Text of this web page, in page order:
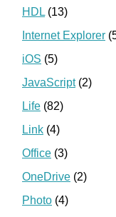
HDL(13)
Internet Explorer
iOS (5)
JavaScript(2)
Life (82)
Link (4)
Office (3)
OneDrive (2)
Photo (4)